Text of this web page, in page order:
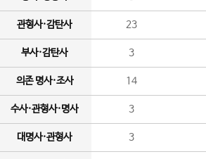
관형사·감탄사 23
부사·감탄사 3
의존 명사·조사 14
수사·관형사·명사 3
대명사·관형사 3